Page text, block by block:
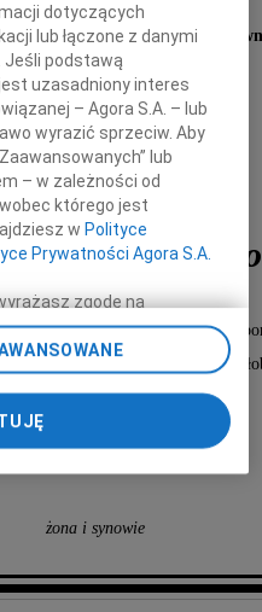
Sąsiadom i
Konieczyńskiego
za udzielone wsparcie i
oraz udział w nabożeństwie
i uroczystości pogrzebowej
żona i synowie
dotyczących
lub łączone z danymi
Jeśli podstawą
uzasadniony interes
– Agora S.A. – lub
wyrazić sprzeciw. Aby
lub
– w zależności od
którego jest
wPolityce
Prywatności Agora S.A.
zgodę na
plików typu cookie
Partnerów i Agora S.A.
Możesz też w każdej
dot. plików cookie,
zarządzania Twoimi
danych poprzez
w stopce serwisu i
jest także za
S.A. możemy